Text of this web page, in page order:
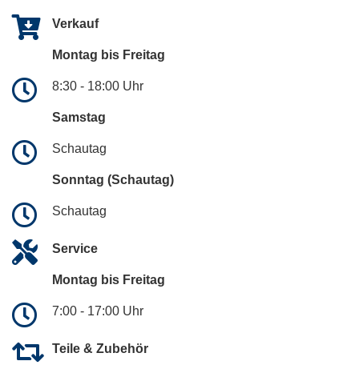
Verkauf
Montag bis Freitag
8:30 - 18:00 Uhr
Samstag
Schautag
Sonntag (Schautag)
Schautag
Service
Montag bis Freitag
7:00 - 17:00 Uhr
Teile & Zubehör